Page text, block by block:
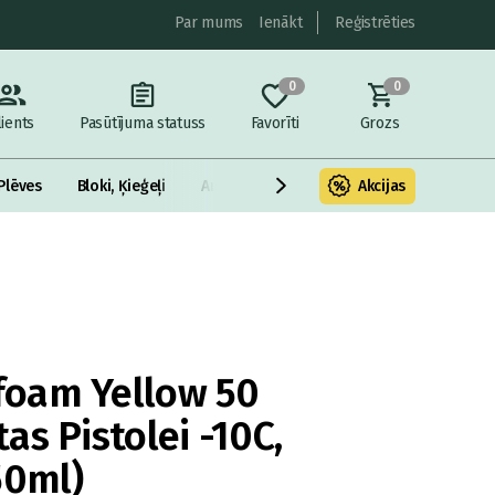
Par mums Ienākt Reģistrēties
Pasūtījuma statuss
0
Favorīti
0
Grozs
Bloki, Ķieģeļi Armatūra un metāls Fasādes
Akcijas
Yellow 50
Pistolei -10C,